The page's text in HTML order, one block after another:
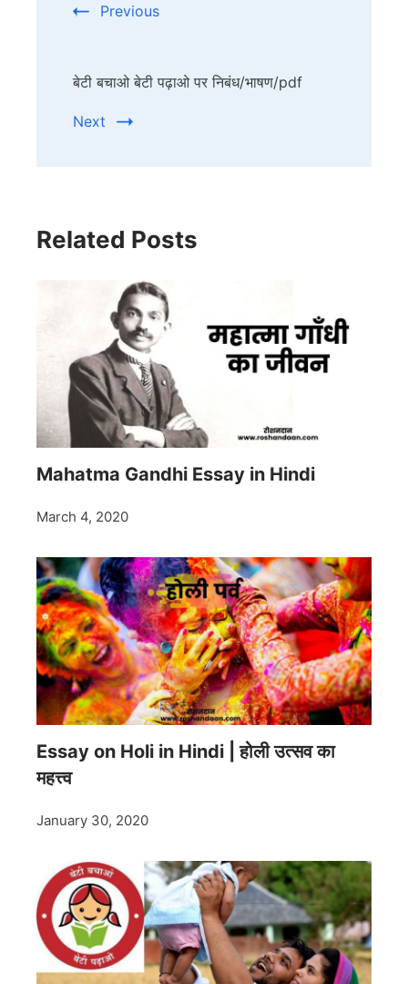
Previous
बेटी बचाओ बेटी पढ़ाओ पर निबंध/भाषण/pdf
Next
Related Posts
Mahatma Gandhi Essay in Hindi
March 4, 2020
Essay on Holi in Hindi | होली उत्सव का
महत्त्व
January 30, 2020